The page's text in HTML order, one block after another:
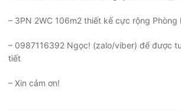
– 3PN 2WC 106m2 thiết kế cực rộng
– 0987116392 Ngọc! (zalo/viber) để được
tiết
– Xin cảm ơn!